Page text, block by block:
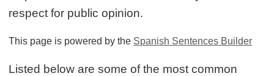
respect for public opinion.
This page is powered by the Spanish Sentences Builder
Listed below are some of the most common